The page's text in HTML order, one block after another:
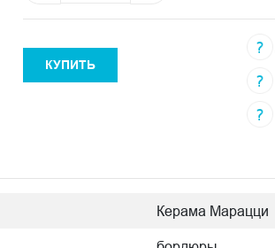
КУПИТЬ
Керама Марацци